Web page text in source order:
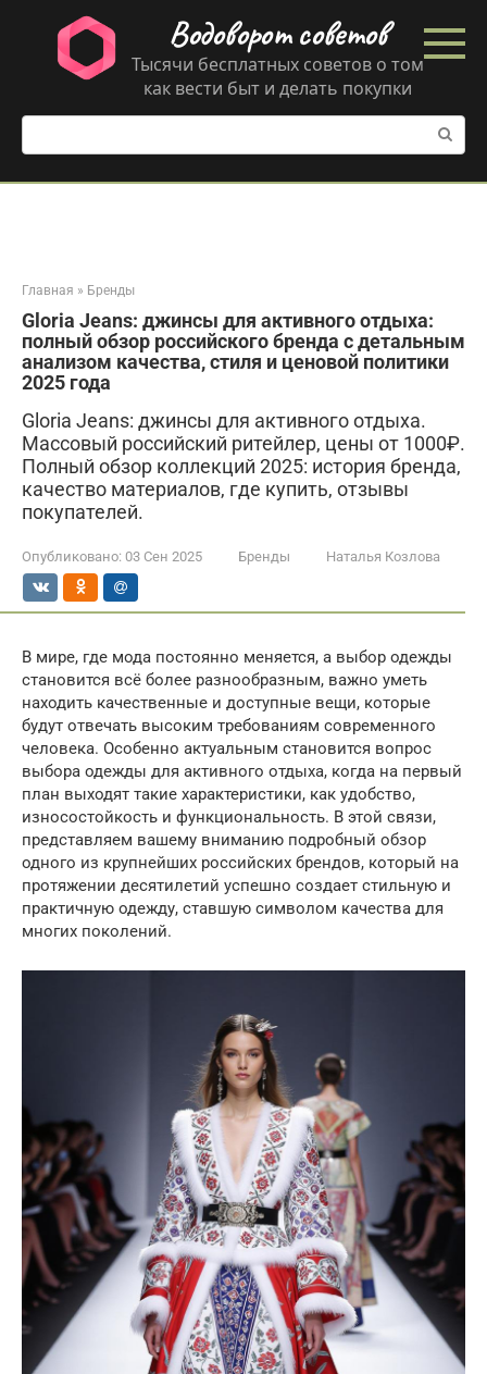
контенту
Водоворот советов
Тысячи бесплатных советов о том
как вести быт и делать покупки
Поиск:
Главная » Бренды
Gloria Jeans: джинсы для активного отдыха:
полный обзор российского бренда с детальным
анализом качества, стиля и ценовой политики
2025 года
Gloria Jeans: джинсы для активного отдыха.
Массовый российский ритейлер, цены от 1000₽.
Полный обзор коллекций 2025: история бренда,
качество материалов, где купить, отзывы
покупателей.
Опубликовано: 03 Сен 2025 Бренды Наталья Козлова
В мире, где мода постоянно меняется, а выбор одежды
становится всё более разнообразным, важно уметь
находить качественные и доступные вещи, которые
будут отвечать высоким требованиям современного
человека. Особенно актуальным становится вопрос
выбора одежды для активного отдыха, когда на первый
план выходят такие характеристики, как удобство,
износостойкость и функциональность. В этой связи,
представляем вашему вниманию подробный обзор
одного из крупнейших российских брендов, который на
протяжении десятилетий успешно создает стильную и
практичную одежду, ставшую символом качества для
многих поколений.